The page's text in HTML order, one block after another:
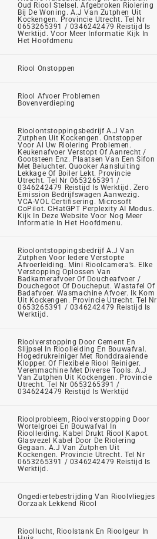
Oud Riool Stelsel. Afgebroken Riolering
Bij De Woning. A.J Van Zutphen Uit
Kockengen. Provincie Utrecht. Tel Nr
0653265391 / 0346242479 Reistijd Is
Werktijd. Voor Meer Informatie Kijk In
Het Hoofdmenu
Riool Onstoppen
Riool Afvoer Problemen
Bovenverdieping
Rioolontstoppingsbedrijf A.J Van
Zutphen Uit Kockengen. Ontstopper
Voor Al Uw Riolering Problemen.
Keukenafvoer Verstopt Of Aanrecht /
Gootsteen Enz. Plaatsen Van Een Sifon
Met Beluchter. Quooker Aansluiting
Lekkage Of Boiler Lekt. Provincie
Utrecht. Tel Nr 0653265391 /
0346242479 Reistijd Is Werktijd. Zero
Emission Bedrijfswagen Aanwezig.
VCA-VOL Certifisering. Microsoft
CoPilot. CHatGPT Perplexity AI Modus.
Kijk In Deze Website Voor Nog Meer
Informatie In Het Hoofdmenu.
Rioolontstoppingsbedrijf A.J Van
Zutphen Voor Iedere Verstopte
Afvoerleiding. Mini Rioolcamera’s. Elke
Verstopping Oplossen Van
Badkamerafvoer Of Doucheafvoer /
Douchegoot Of Doucheput. Wastafel Of
Badafvoer. Wasmachine Afvoer. Ik Kom
Uit Kockengen. Provincie Utrecht. Tel Nr
0653265391 / 0346242479 Reistijd Is
Werktijd.
Rioolverstopping Door Cement En
Slijpsel In Rioolleiding En Bouwafval.
Hogedrukreiniger Met Ronddraaiende
Klopper. Of Flexibele Riool Reiniger.
Verenmachine Met Diverse Tools. A.J
Van Zutphen Uit Kockengen. Provincie
Utrecht. Tel Nr 0653265391 /
0346242479 Reistijd Is Werktijd
Rioolprobleem, Rioolverstopping Door
Wortelgroei En Bouwafval In
Rioolleiding. Kabel Drukt Riool Kapot.
Glasvezel Kabel Door De Riolering
Gegaan. A.J Van Zutphen Uit
Kockengen. Provincie Utrecht. Tel Nr
0653265391 / 0346242479 Reistijd Is
Werktijd.
Ongediertebestrijding Van Rioolvliegjes
Oorzaak Lekkend Riool
Rioollucht, Rioolstank En Rioolgeur In